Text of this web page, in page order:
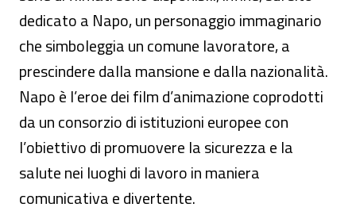
dedicato a Napo, un personaggio immaginario
che simboleggia un comune lavoratore, a
prescindere dalla mansione e dalla nazionalità.
Napo è l’eroe dei film d’animazione coprodotti
da un consorzio di istituzioni europee con
l’obiettivo di promuovere la sicurezza e la
salute nei luoghi di lavoro in maniera
comunicativa e divertente.